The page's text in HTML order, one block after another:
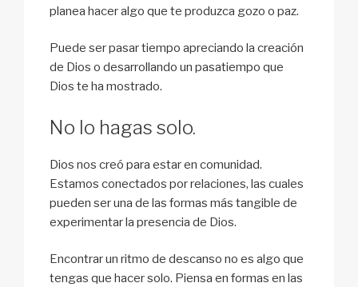
planea hacer algo que te produzca gozo o paz.
Puede ser pasar tiempo apreciando la creación
de Dios o desarrollando un pasatiempo que
Dios te ha mostrado.
No lo hagas solo.
Dios nos creó para estar en comunidad.
Estamos conectados por relaciones, las cuales
pueden ser una de las formas más tangible de
experimentar la presencia de Dios.
Encontrar un ritmo de descanso no es algo que
tengas que hacer solo. Piensa en formas en las